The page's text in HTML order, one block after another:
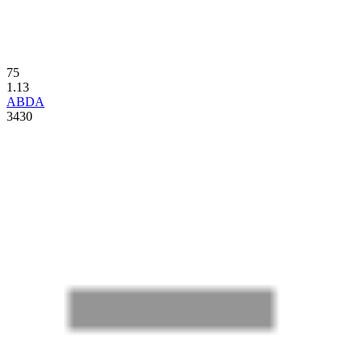
75
1.13
ABDA
3430